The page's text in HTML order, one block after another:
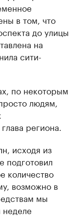
в том, что
до улицы
на
сити-
по неко­то­рым
лю­дям,
региона.
исходя из
подготовил
количество
возможно в
мы